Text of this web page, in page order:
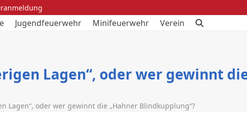
Jugendfeuerwehr Minifeuerwehr Verein
Lagen“, oder wer gewinnt
Lagen“, oder wer gewinnt die „Hahner Blindkupplung“?